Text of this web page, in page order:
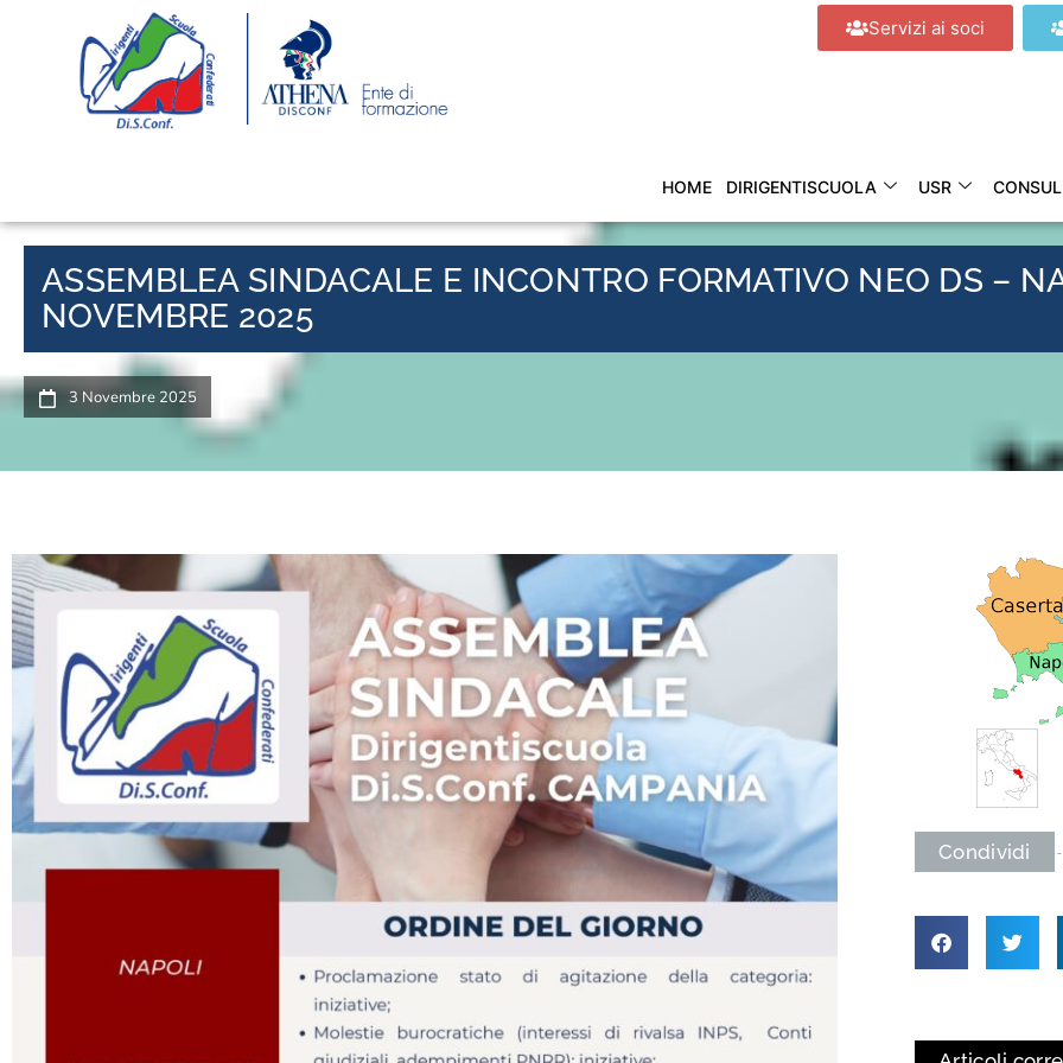
Servizi ai soci
HOME DIRIGENTISCUOLA USR
ASSEMBLEA SINDACALE E INCONTRO FORMATIVO NEO DS –
NOVEMBRE 2025
3 Novembre 2025
Condividi